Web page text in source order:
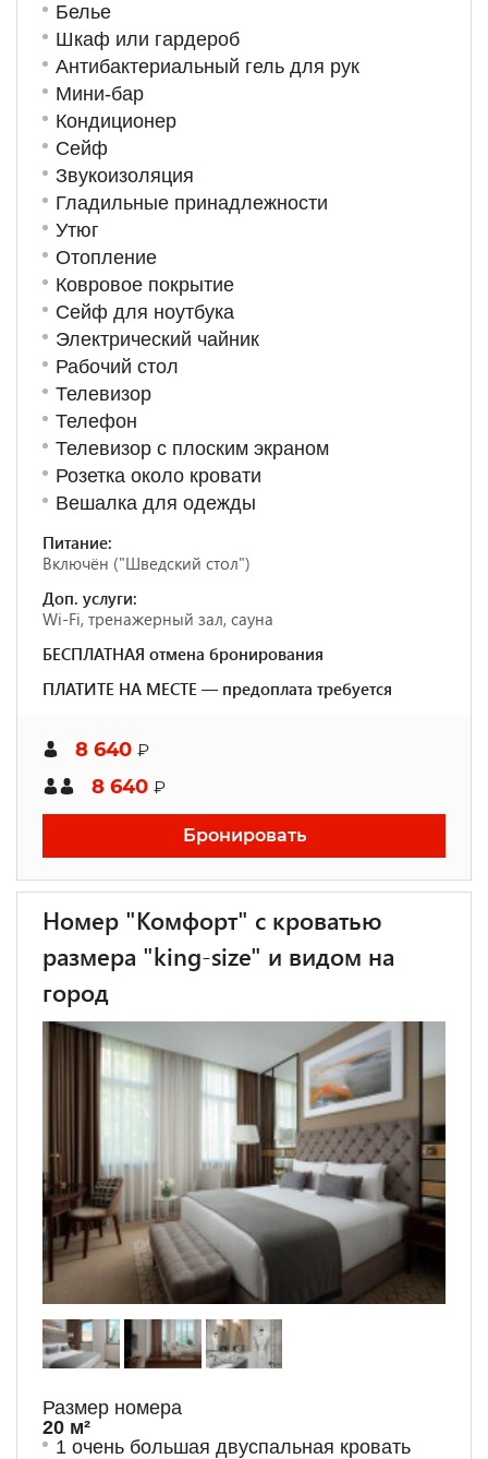
Белье
Шкаф или гардероб
Антибактериальный гель для рук
Мини-бар
Кондиционер
Сейф
Звукоизоляция
Гладильные принадлежности
Утюг
Отопление
Ковровое покрытие
Сейф для ноутбука
Электрический чайник
Рабочий стол
Телевизор
Телефон
Телевизор с плоским экраном
Розетка около кровати
Вешалка для одежды
Питание:
Включён ("Шведский стол")
Доп. услуги:
Wi-Fi, тренажерный зал, сауна
БЕСПЛАТНАЯ отмена бронирования
ПЛАТИТЕ НА МЕСТЕ — предоплата требуется
8 640 ₽
8 640 ₽
Бронировать
Номер "Комфорт" с кроватью
размера "king-size" и видом на
город
Размер номера
20 м²
1 очень большая двуспальная кровать